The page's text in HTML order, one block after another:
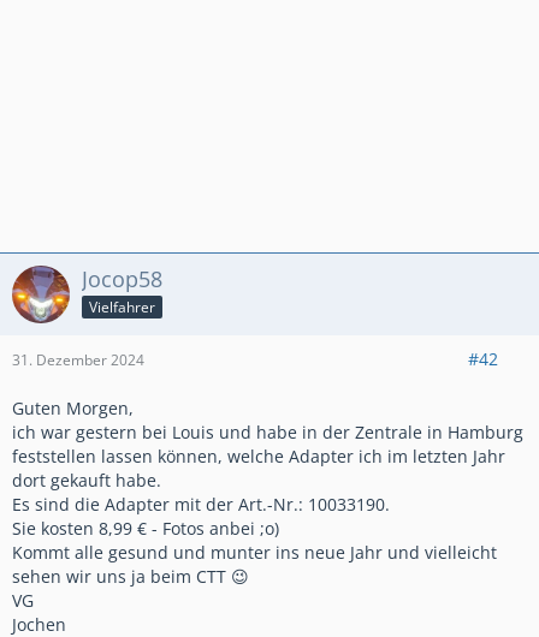
Jocop58
Vielfahrer
31. Dezember 2024 #42
Guten Morgen,
ich war gestern bei Louis und habe in der Zentrale in Hamburg
feststellen lassen können, welche Adapter ich im letzten Jahr
dort gekauft habe.
Es sind die Adapter mit der Art.-Nr.: 10033190.
Sie kosten 8,99 € - Fotos anbei ;o)
Kommt alle gesund und munter ins neue Jahr und vielleicht
sehen wir uns ja beim CTT 😉
VG
Jochen